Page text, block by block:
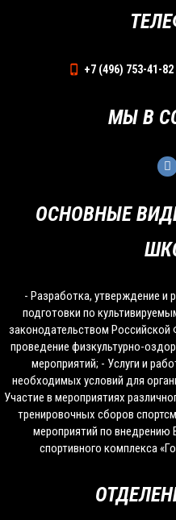
ОСНОВНЫЕ
- Разработка, утверждение и
подготовки по
законодательством
проведение физкультурно-
мероприятий; - Услуги и
необходимых условий для
Участие в мероприятиях
тренировочных сборов
мероприятий по внедрению
спортивного комплекса
+7 (496) 753-41-82
МЫ В